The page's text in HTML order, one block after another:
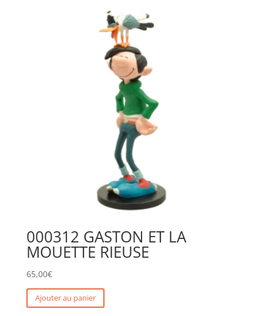
000312 GASTON ET LA
MOUETTE RIEUSE
65,00€
Ajouter au panier